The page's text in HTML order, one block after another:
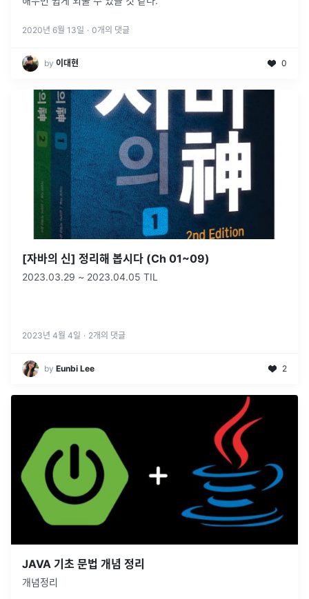
2020년 6월 13일 · 0개의 댓글
by 이대현 0
[자바의 신] 정리해 봅시다 (Ch 01~09)
2023.03.29 ~ 2023.04.05 TIL
2023년 4월 4일 · 2개의 댓글
by Eunbi Lee 2
JAVA 기초 문법 개념 정리
개념정리